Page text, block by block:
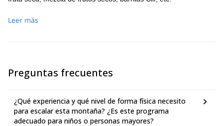
Leer más
Preguntas frecuentes
¿Qué experiencia y qué nivel de forma física necesito
para escalar esta montaña? ¿Es este programa
adecuado para niños o personas mayores?